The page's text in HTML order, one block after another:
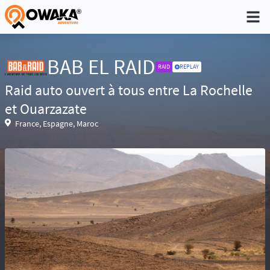
®
BAB EL RAID RAID REPLAY
Raid auto ouvert à tous entre La Rochelle
et Ouarzazate
France, Espagne, Maroc
Niveau 1 - Pratique non régulière (Quelques
sorties dans l'année)
Niveau 2 - Pratique occasionnelle (Une sortie
Niveau 3 - Pratique régulière (A déjà participé à
des aventures)
Niveau 4 - Pratique intensive (Participe
régulièrement à des aventures)
Niveau 5 - Expert (Sans limite)
Réservé aux baroudeurs, la prise de
risque fait partie de l’aventure. Conscient des